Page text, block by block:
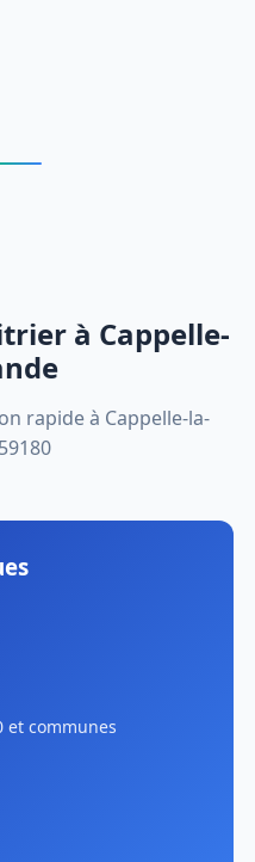
à Cappelle-
rapide à Cappelle-la-
et communes